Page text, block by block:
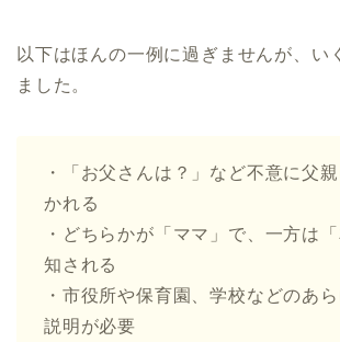
以下はほんの一例に過ぎませんが、い
ました。
・「お父さんは？」など不意に父
かれる
・どちらかが「ママ」で、一方は
知される
・市役所や保育園、学校などのあ
説明が必要